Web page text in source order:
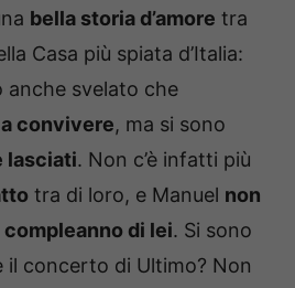
bella storia d’amore tra
Casa più spiata d’Italia:
anche svelato che
convivere, ma si sono
lasciati. Non c’è infatti più
tra di loro, e Manuel non
di lei. Si sono
concerto di Ultimo? Non